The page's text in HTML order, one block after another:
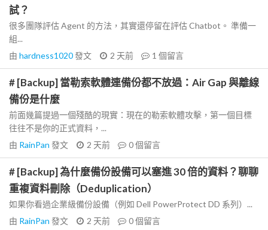
試？
很多團隊評估 Agent 的方法，其實還停留在評估 Chatbot。 準備一
組...
由 hardness1020發文 2 天前 1 個留言
# [Backup] 當勒索軟體連備份都不放過：Air Gap 與離線
備份是什麼
前面幾篇提過一個殘酷的現實：現在的勒索軟體攻擊，第一個目標
往往不是你的正式資料，...
由 RainPan 發文 2 天前 0個留言
# [Backup] 為什麼備份設備可以塞進 30 倍的資料？聊聊
重複資料刪除（Deduplication）
如果你看過企業級備份設備（例如 Dell PowerProtect DD 系列）...
由 RainPan 發文 2 天前 0個留言